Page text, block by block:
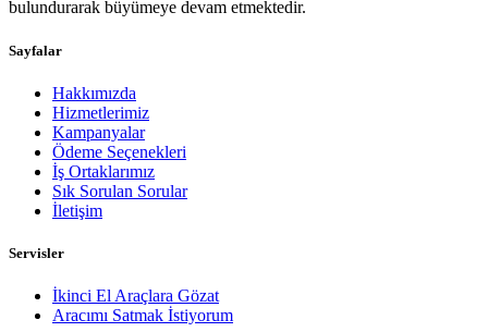
bulundurarak büyümeye devam etmektedir.
Sayfalar
Hakkımızda
Hizmetlerimiz
Kampanyalar
Ödeme Seçenekleri
İş Ortaklarımız
Sık Sorulan Sorular
İletişim
Servisler
İkinci El Araçlara Gözat
Aracımı Satmak İstiyorum